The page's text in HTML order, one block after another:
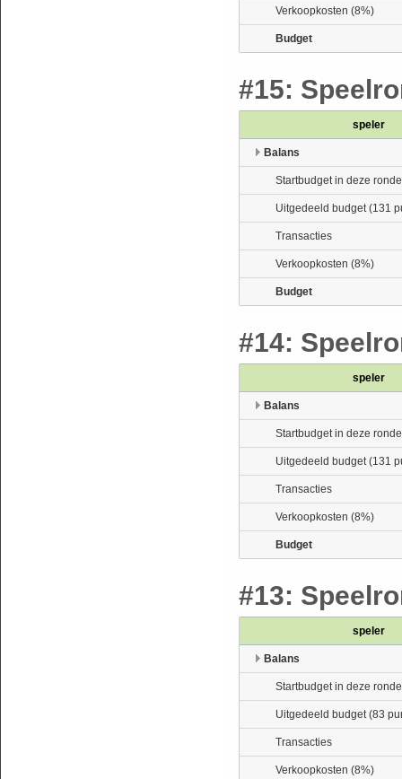
Verkoopkosten (8%)
Budget
#15:
speler
Balans
Startbudget in deze ronde
Uitgedeeld budget (131
Transacties
Verkoopkosten (8%)
Budget
#14:
speler
Balans
Startbudget in deze ronde
Uitgedeeld budget (131
Transacties
Verkoopkosten (8%)
Budget
#13:
speler
Balans
Startbudget in deze ronde
Uitgedeeld budget (83
Transacties
Verkoopkosten (8%)